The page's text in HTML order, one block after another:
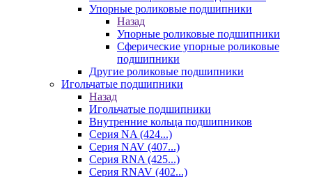
Упорные роликовые подшипники
Назад
Упорные роликовые подшипники
Сферические упорные роликовые
подшипники
Другие роликовые подшипники
Игольчатые подшипники
Назад
Игольчатые подшипники
Внутренние кольца подшипников
Серия NA (424...)
Серия NAV (407...)
Серия RNA (425...)
Серия RNAV (402...)